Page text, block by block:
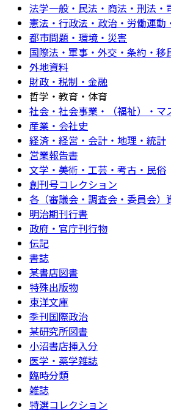
法学一般・民法・商法・刑法・
憲法・行政法・政治・労働運動
都市問題・環境・災害
国際法・軍事・外交・条約・移
外地資料
財政・税制・金融
哲学・教育・体育
社会・社会事業・（福祉）・マ
産業・会社史
経済・経営・会計・地理・統計
営業報告書
文学・美術・工芸・考古・民俗
創刊号コレクション
各（審議会・調査会・委員会）
明治期刊行書
政府・官庁刊行物
伝記
書誌
某書店図書
特殊出版物
東洋文庫
季刊国際政治
某研究所図書
小沼書店挿入分
医学・薬学雑誌
臨時分類
雑誌
特選コレクション